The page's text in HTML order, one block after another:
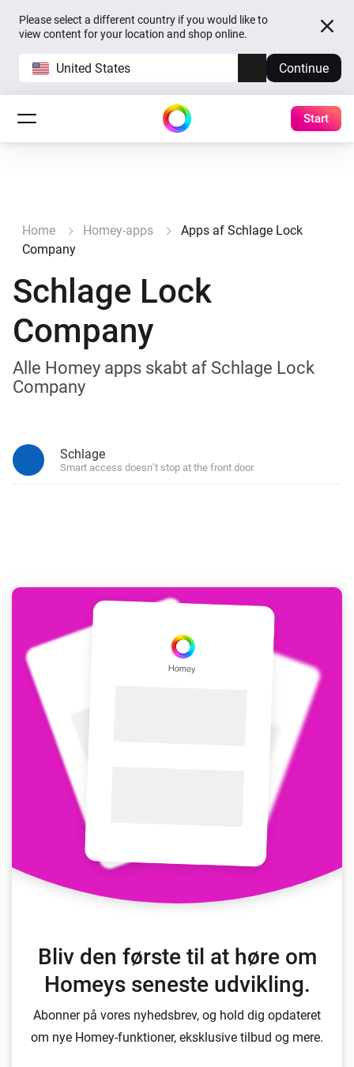
Please select a different country if you would like to
view content for your location and shop online.
United States Continue
Start
Home Homey-apps
Apps af Schlage Lock
Company
Schlage Lock
Company
Alle Homey apps skabt af Schlage Lock
Company
Schlage
Smart access doesn’t stop at the front door.
Bliv den første til at høre om
Homeys seneste udvikling.
Abonner på vores nyhedsbrev, og hold dig opdateret
om nye Homey-funktioner, eksklusive tilbud og mere.